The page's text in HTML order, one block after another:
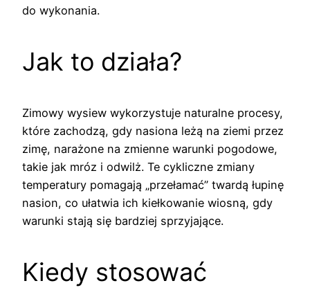
do wykonania.
Jak to działa?
Zimowy wysiew wykorzystuje naturalne procesy,
które zachodzą, gdy nasiona leżą na ziemi przez
zimę, narażone na zmienne warunki pogodowe,
takie jak mróz i odwilż. Te cykliczne zmiany
temperatury pomagają „przełamać” twardą łupinę
nasion, co ułatwia ich kiełkowanie wiosną, gdy
warunki stają się bardziej sprzyjające.
Kiedy stosować